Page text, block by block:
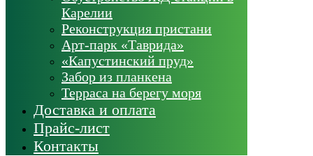
Карелии
Реконструкция пристани
Арт-парк «Таврида»
«Капустинский пруд»
Забор из планкена
Терраса на берегу моря
Доставка и оплата
Прайс-лист
Контакты